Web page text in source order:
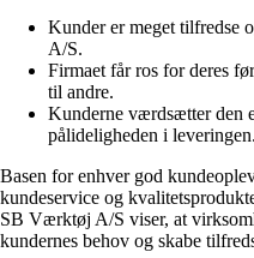
Kunder er meget tilfredse
A/S.
Firmaet får ros for deres
til andre.
Kunderne værdsætter den
pålideligheden i leveringen.
Basen for enhver god
kundeservice og
SB Værktøj A/S viser, at
kundernes behov og skabe